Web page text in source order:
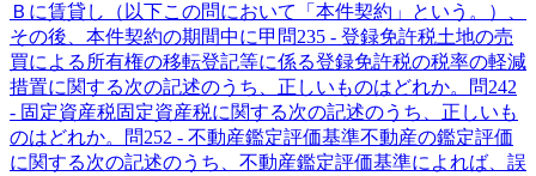
Ｂに賃貸し（以下この問において「本件契約」という。）、
その後、本件契約の期間中に甲 問235 - 登録免許税土地の売
買による所有権の移転登記等に係る登録免許税の税率の軽減
措置に関する次の記述のうち、正しいものはどれか。
問242
- 固定資産税固定資産税に関する次の記述のうち、正しいも
のはどれか。
問252 - 不動産鑑定評価基準不動産の鑑定評価
に関する次の記述のうち、不動産鑑定評価基準によれば、誤